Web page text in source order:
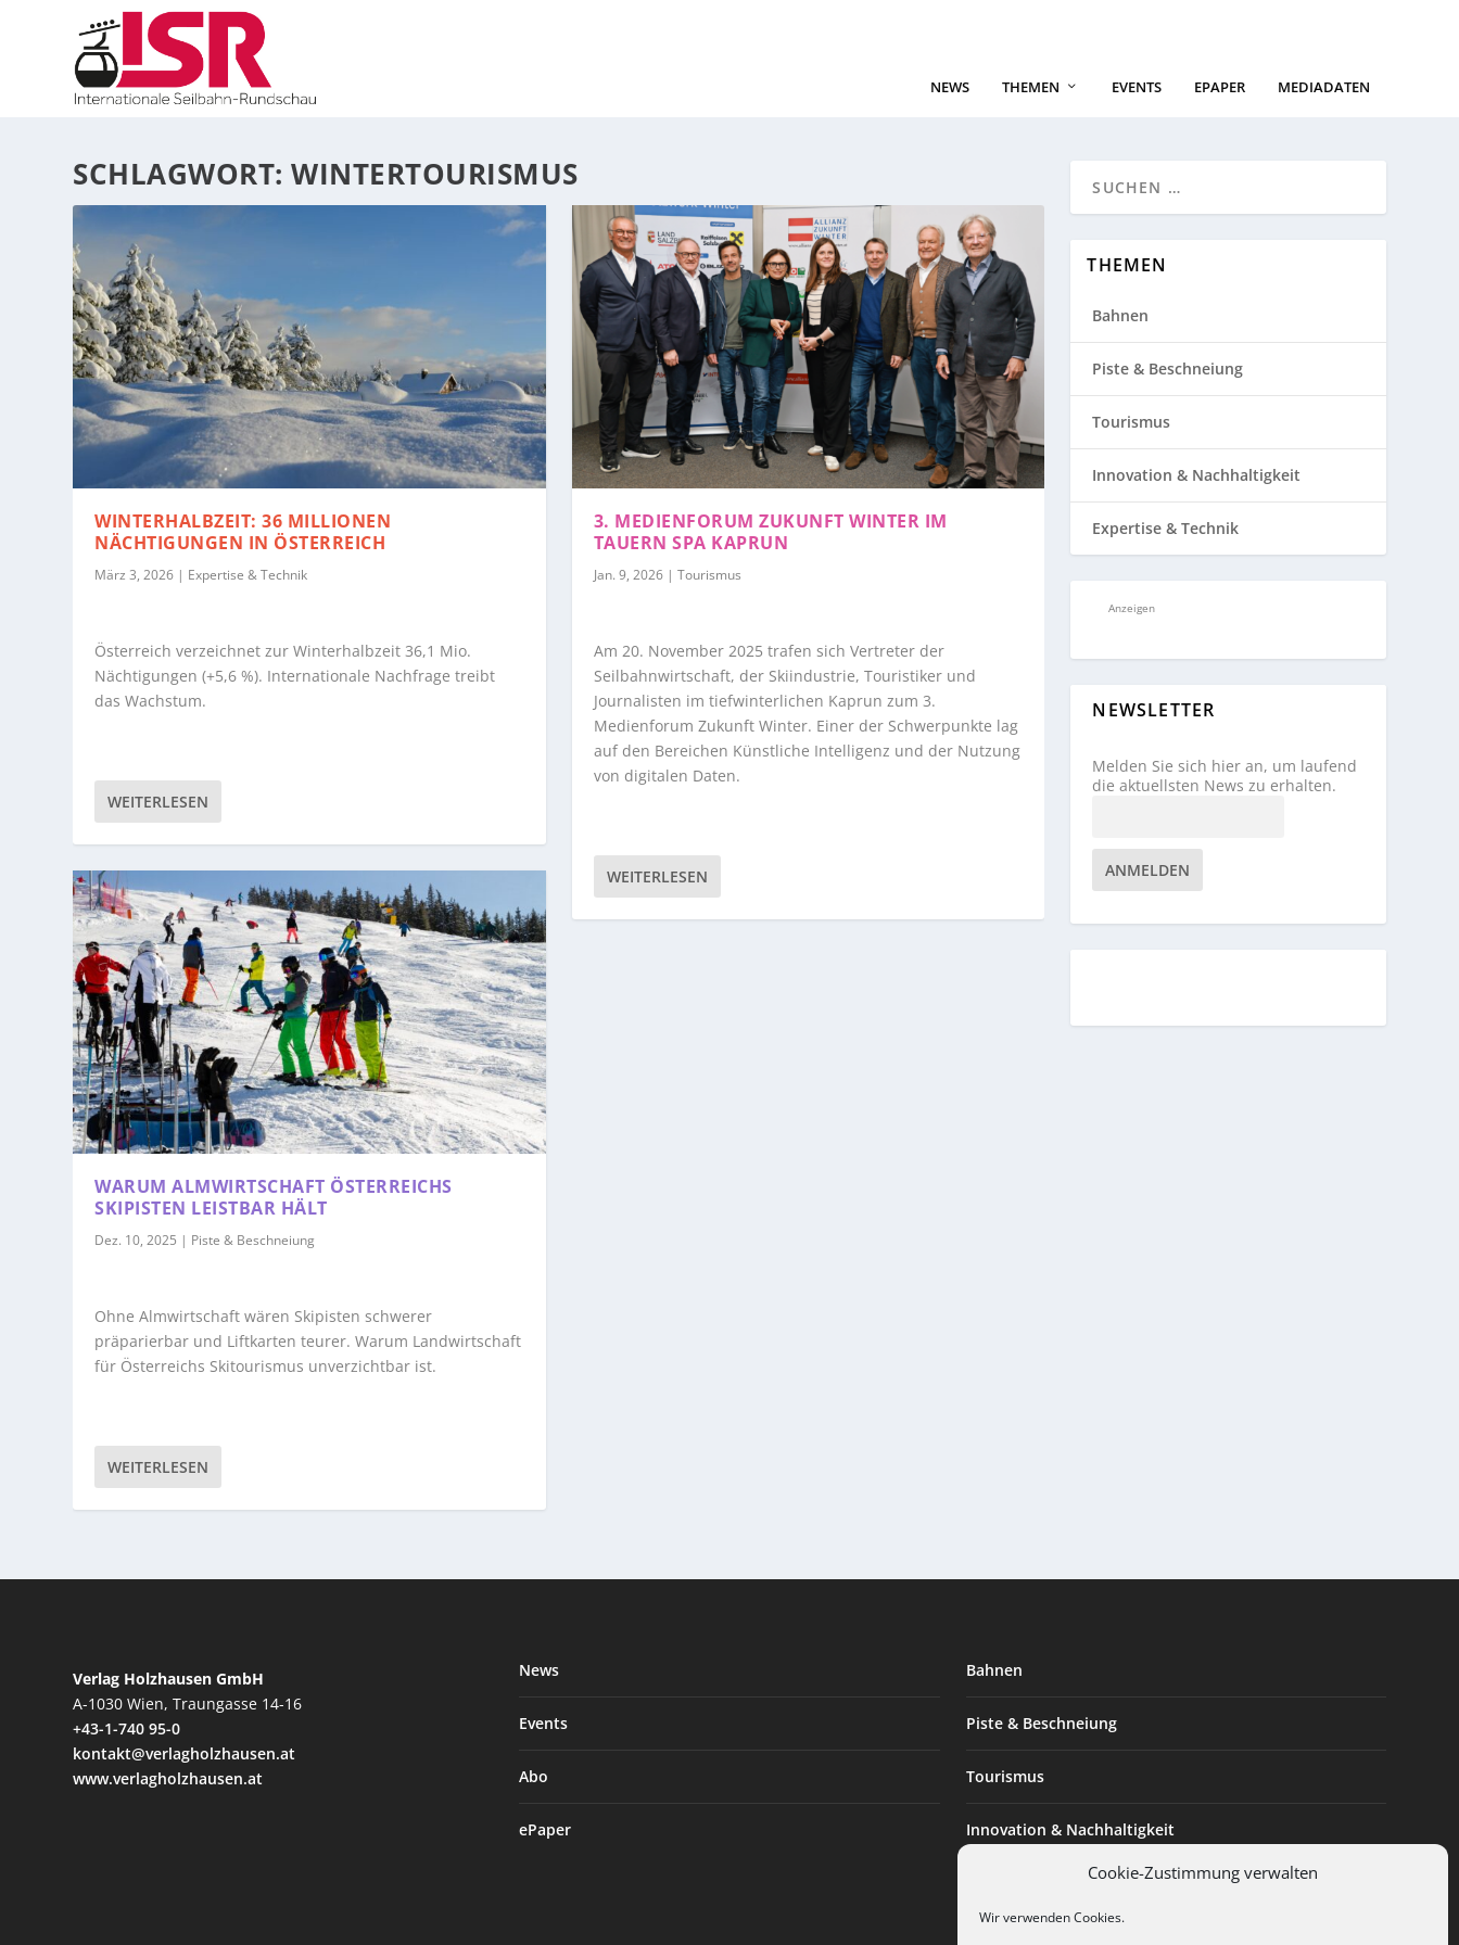
Cookie-Zustimmung verwalten
Wir verwenden Cookies.
NEWS THEMEN EVENTS EPAPER MEDIADATEN
SCHLAGWORT:WINTERTOURISMUS
WINTERHALBZEIT: 36 MILLIONEN
NÄCHTIGUNGEN IN ÖSTERREICH
März 3, 2026 | Expertise & Technik
Österreich verzeichnet zur Winterhalbzeit 36,1 Mio.
Nächtigungen (+5,6 %). Internationale Nachfrage treibt
das Wachstum.
WEITERLESEN
WARUM ALMWIRTSCHAFT ÖSTERREICHS
SKIPISTEN LEISTBAR HÄLT
Dez. 10, 2025 | Piste & Beschneiung
Ohne Almwirtschaft wären Skipisten schwerer
präparierbar und Liftkarten teurer. Warum Landwirtschaft
für Österreichs Skitourismus unverzichtbar ist.
WEITERLESEN
3. MEDIENFORUM ZUKUNFT WINTER IM
TAUERN SPA KAPRUN
Jan. 9, 2026| Tourismus
Am 20. November 2025 trafen sich Vertreter der
Seilbahnwirtschaft, der Skiindustrie, Touristiker und
Journalisten im tiefwinterlichen Kaprun zum 3.
Medienforum Zukunft Winter. Einer der Schwerpunkte lag
auf den Bereichen Künstliche Intelligenz und der Nutzung
von digitalen Daten.
WEITERLESEN
THEMEN
Bahnen
Piste & Beschneiung
Tourismus
Innovation & Nachhaltigkeit
Expertise & Technik
Anzeigen
NEWSLETTER
Melden Sie sich hier an, um laufend
die aktuellsten News zu erhalten.
ANMELDEN
Verlag Holzhausen GmbH
A-1030 Wien, Traungasse 14-16
+43-1-740 95-0
kontakt@verlagholzhausen.at
www.verlagholzhausen.at
News
Events
Abo
ePaper
Bahnen
Piste & Beschneiung
Tourismus
Innovation & Nachhaltigkeit
Expertise & Technik